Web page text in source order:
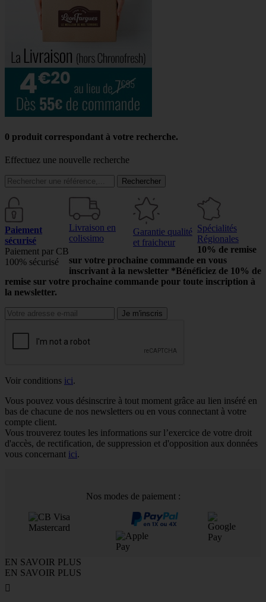
0 produit correspondant à votre recherche.
Effectuez une nouvelle recherche
Rechercher
Paiement
sécurisé
Paiement par CB
100% sécurisé
Livraison en
colissimo
Garantie qualité
et fraicheur
Spécialités
Régionales
10% de remise
sur votre prochaine commande en vous
inscrivant à la newsletter *Bénéficiez de 10% de
remise sur votre prochaine commande pour toute inscription à
la newsletter.
Voir conditions ici.
Vous pouvez vous désinscrire à tout moment grâce au lien inséré en
bas de chacune de nos newsletters ou en vous connectant à votre
compte client.
Vous trouverez toutes les informations sur l’exercice de votre droit
d'accès, de rectification, de suppression et d'opposition aux données
vous concernant ici.
Nos modes de paiement :
EN SAVOIR PLUS
EN SAVOIR PLUS
